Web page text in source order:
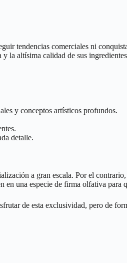
tendencias comerciales ni
la altísima calidad de sus
y conceptos artísticos profundos.
detalle.
a gran escala. Por el
en una especie de firma olfativa para
de esta exclusividad, pero de